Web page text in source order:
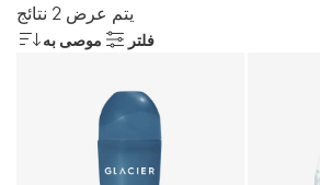
يتم عرض 2 نتائج
موصى به فلتر